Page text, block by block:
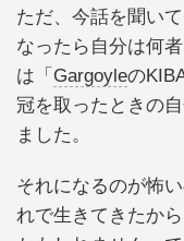
ただ、今話を聞い
なったら自分は何
は「 Gargoyleの
冠を取ったときの
ました。
それになるのが怖
れで生きてきたか